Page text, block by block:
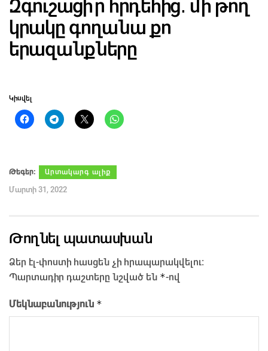
Զգուշացի՛ր հրդեհից․ մի թող
կրակը գողանա քո
երազանքները
Կիսվել
Թեգեր։ Արտակարգ ալիք
Մարտի 31, 2022
Թողնել պատասխան
Ձեր էլ-փոստի հասցեն չի հրապարակվելու։
Պարտադիր դաշտերը նշված են *-ով
Մեկնաբանություն *